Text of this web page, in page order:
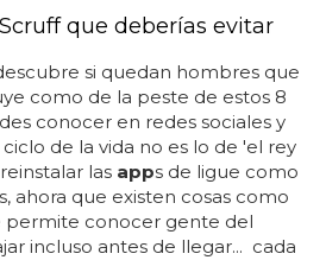
que deberías evitar
si quedan hombres que
como de la peste de estos 8
conocer en redes sociales y
ciclo de la vida no es lo de 'el rey
las apps de ligue como
ahora que existen cosas como
permite conocer gente del
incluso antes de llegar... cada